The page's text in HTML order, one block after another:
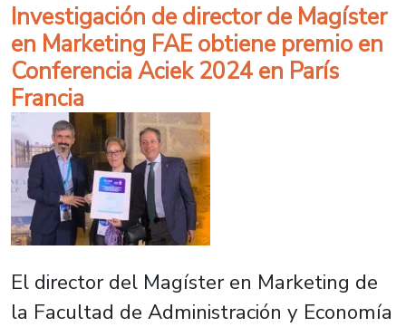
Investigación de director de Magíster
en Marketing FAE obtiene premio en
Conferencia Aciek 2024 en París
Francia
El director del Magíster en Marketing de
la Facultad de Administración y Economía